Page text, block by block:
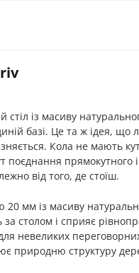
стіл із масиву
базі. Це та ж ідея,
Кола не мають
поєднання прямокутного
від того, де стоїш.
мм із масиву
за столом і сприяє
невеликих
природню структуру